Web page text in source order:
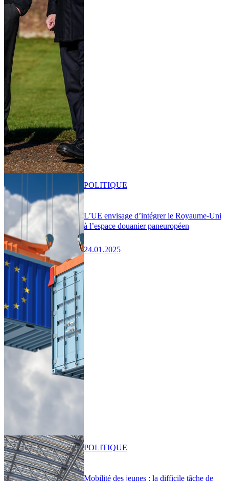
L’UE envisage d’intégrer le Royaume-Uni
à l’espace douanier paneuropéen
24.01.2025
POLITIQUE
Mobilité des jeunes : la difficile tâche de
POLITIQUE